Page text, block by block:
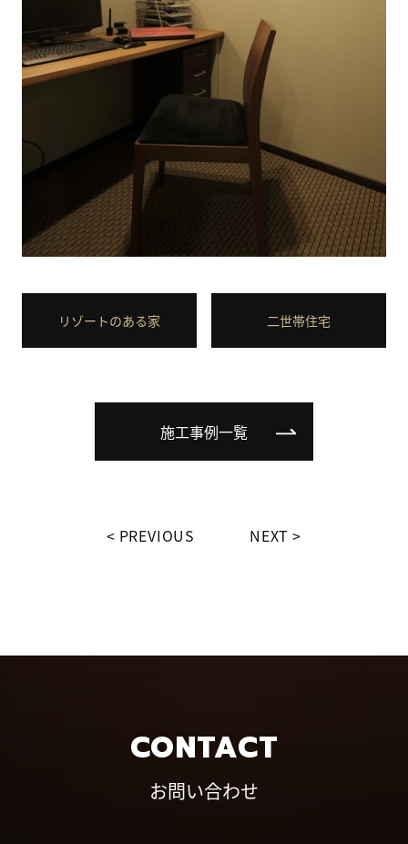
リゾートのある家 二世帯住宅
施工事例一覧
PREVIOUS NEXT
CONTACT
お問い合わせ